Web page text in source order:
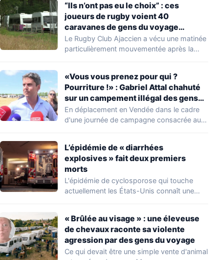
“Ils n’ont pas eu le choix” : ces
joueurs de rugby voient 40
caravanes de gens du voyage
s’installer dans leur stade, ils les
délogent en moins d’1 heure
Le Rugby Club Ajaccien a vécu une matinée
particulièrement mouvementée après la
«Vous vous prenez pour qui ?
Pourriture !» : Gabriel Attal chahuté
sur un campement illégal des gens
du voyage
En déplacement en Vendée dans le cadre
d'une journée de campagne consacrée aux
L’épidémie de « diarrhées
explosives » fait deux premiers
morts
L'épidémie de cyclosporose qui touche
actuellement les États-Unis connaît une
« Brûlée au visage » : une éleveuse
de chevaux raconte sa violente
agression par des gens du voyage
Ce qui devait être une simple vente d'animal